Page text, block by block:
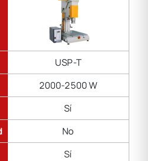
USP-T
2000-2500 W
Sí
No
Sí